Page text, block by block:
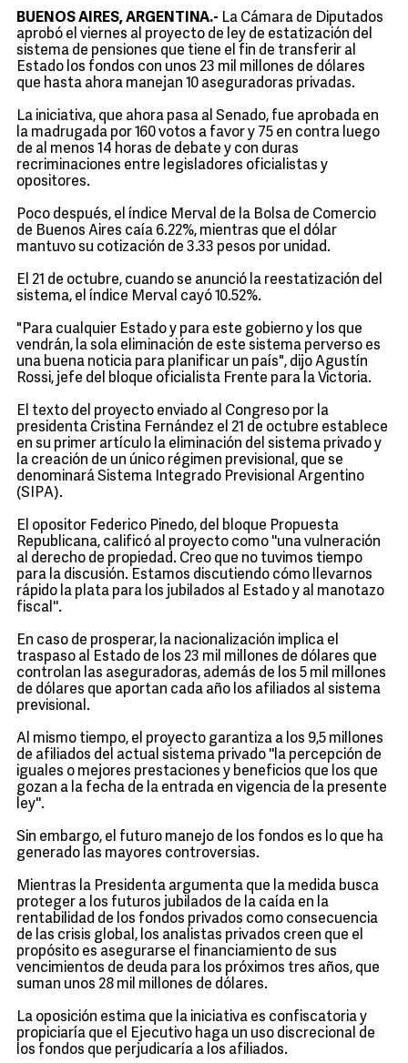
BUENOS AIRES, ARGENTINA.- La Cámara de Diputados
aprobó el viernes al proyecto de ley de estatización del
sistema de pensiones que tiene el fin de transferir al
Estado los fondos con unos 23 mil millones de dólares
que hasta ahora manejan 10 aseguradoras privadas.
La iniciativa, que ahora pasa al Senado, fue aprobada en
la madrugada por 160 votos a favor y 75 en contra luego
de al menos 14 horas de debate y con duras
recriminaciones entre legisladores oficialistas y
opositores.
Poco después, el índice Merval de la Bolsa de Comercio
de Buenos Aires caía 6.22%, mientras que el dólar
mantuvo su cotización de 3.33 pesos por unidad.
El 21 de octubre, cuando se anunció la reestatización del
sistema, el índice Merval cayó 10.52%.
"Para cualquier Estado y para este gobierno y los que
vendrán, la sola eliminación de este sistema perverso es
una buena noticia para planificar un país", dijo Agustín
Rossi, jefe del bloque oficialista Frente para la Victoria.
El texto del proyecto enviado al Congreso por la
presidenta Cristina Fernández el 21 de octubre establece
en su primer artículo la eliminación del sistema privado y
la creación de un único régimen previsional, que se
denominará Sistema Integrado Previsional Argentino
(SIPA).
El opositor Federico Pinedo, del bloque Propuesta
Republicana, calificó al proyecto como ''una vulneración
al derecho de propiedad. Creo que no tuvimos tiempo
para la discusión. Estamos discutiendo cómo llevarnos
rápido la plata para los jubilados al Estado y al manotazo
fiscal''.
En caso de prosperar, la nacionalización implica el
traspaso al Estado de los 23 mil millones de dólares que
controlan las aseguradoras, además de los 5 mil millones
de dólares que aportan cada año los afiliados al sistema
previsional.
Al mismo tiempo, el proyecto garantiza a los 9,5 millones
de afiliados del actual sistema privado ''la percepción de
iguales o mejores prestaciones y beneficios que los que
gozan a la fecha de la entrada en vigencia de la presente
ley''.
Sin embargo, el futuro manejo de los fondos es lo que ha
generado las mayores controversias.
Mientras la Presidenta argumenta que la medida busca
proteger a los futuros jubilados de la caída en la
rentabilidad de los fondos privados como consecuencia
de las crisis global, los analistas privados creen que el
propósito es asegurarse el financiamiento de sus
vencimientos de deuda para los próximos tres años, que
suman unos 28 mil millones de dólares.
La oposición estima que la iniciativa es confiscatoria y
propiciaría que el Ejecutivo haga un uso discrecional de
los fondos que perjudicaría a los afiliados.